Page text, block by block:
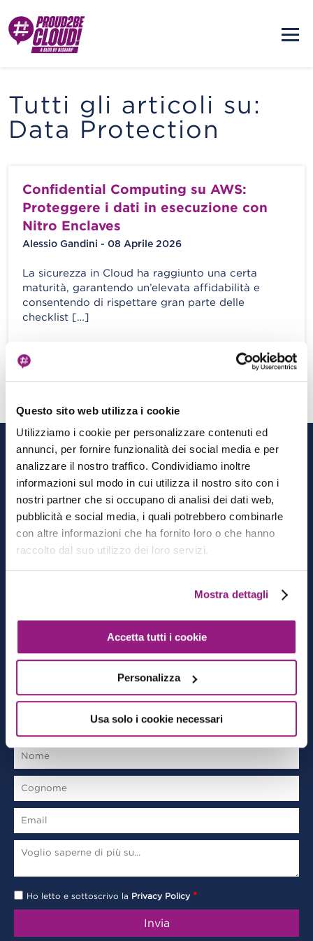
Questo sito web utilizza i cookie
Utilizziamo i cookie per personalizzare contenuti ed
annunci, per fornire funzionalità dei social media e per
analizzare il nostro traffico. Condividiamo inoltre
informazioni sul modo in cui utilizza il nostro sito con i
nostri partner che si occupano di analisi dei dati web,
pubblicità e social media, i quali potrebbero combinarle
con altre informazioni che ha fornito loro o che hanno
raccolto dal suo utilizzo dei loro servizi.
Mostra dettagli
Accetta tutti i cookie
Personalizza
Usa solo i cookie necessari
Tutti gli articoli su:
Data Protection
Confidential Computing su AWS:
Proteggere i dati in esecuzione con
Nitro Enclaves
Alessio Gandini - 08 Aprile 2026
La sicurezza in Cloud ha raggiunto una certa
maturità, garantendo un’elevata affidabilità e
consentendo di rispettare gran parte delle
checklist […]
View more
CATEGORIE
Architecting
Cloud-native Development
DevOps
CONTACT FORM
Ho letto e sottoscrivo la Privacy Policy *